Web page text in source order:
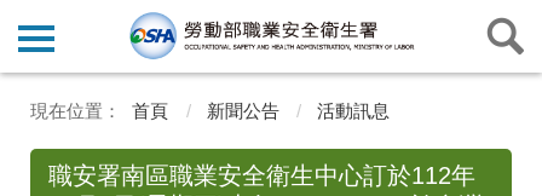
首頁 新聞公告 活動訊息
職安署南區職業安全衛生中心訂於112年